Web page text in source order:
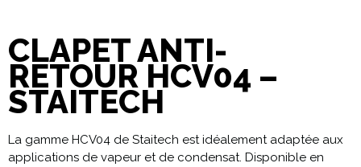
CLAPET ANTI-
RETOUR HCV04 –
STAITECH
La gamme HCV04 de Staitech est idéalement adaptée aux
applications de vapeur et de condensat. Disponible en